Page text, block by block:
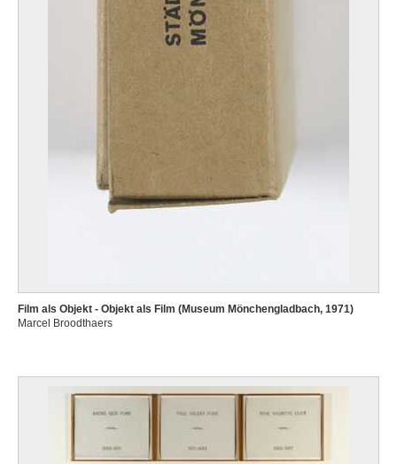
Film als Objekt - Objekt als Film (Museum Mönchengladbach, 1971)
Marcel Broodthaers